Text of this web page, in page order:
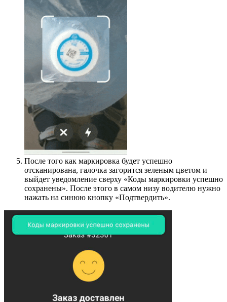
После того как маркировка будет успешно
отсканирована, галочка загорится зеленым цветом и
выйдет уведомление сверху «Коды маркировки успешно
сохранены». После этого в самом низу водителю нужно
нажать на синюю кнопку «Подтвердить».